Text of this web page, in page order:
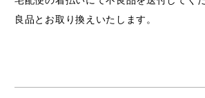
良品とお取り換えいたします。